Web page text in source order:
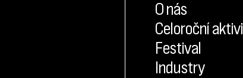
O nás
Celoroční
Festival
Industry